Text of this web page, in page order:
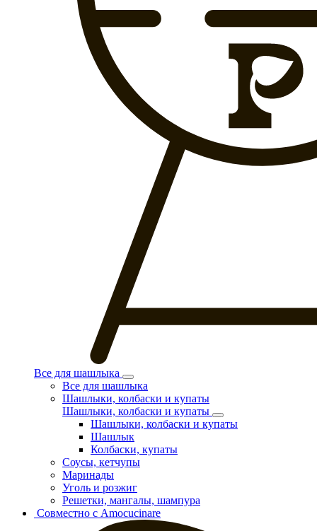
Все для шашлыка
Все для шашлыка
Шашлыки, колбаски и купаты
Шашлыки, колбаски и купаты
Шашлыки, колбаски и купаты
Шашлык
Колбаски, купаты
Соусы, кетчупы
Маринады
Уголь и розжиг
Решетки, мангалы, шампура
Совместно с Amocucinare